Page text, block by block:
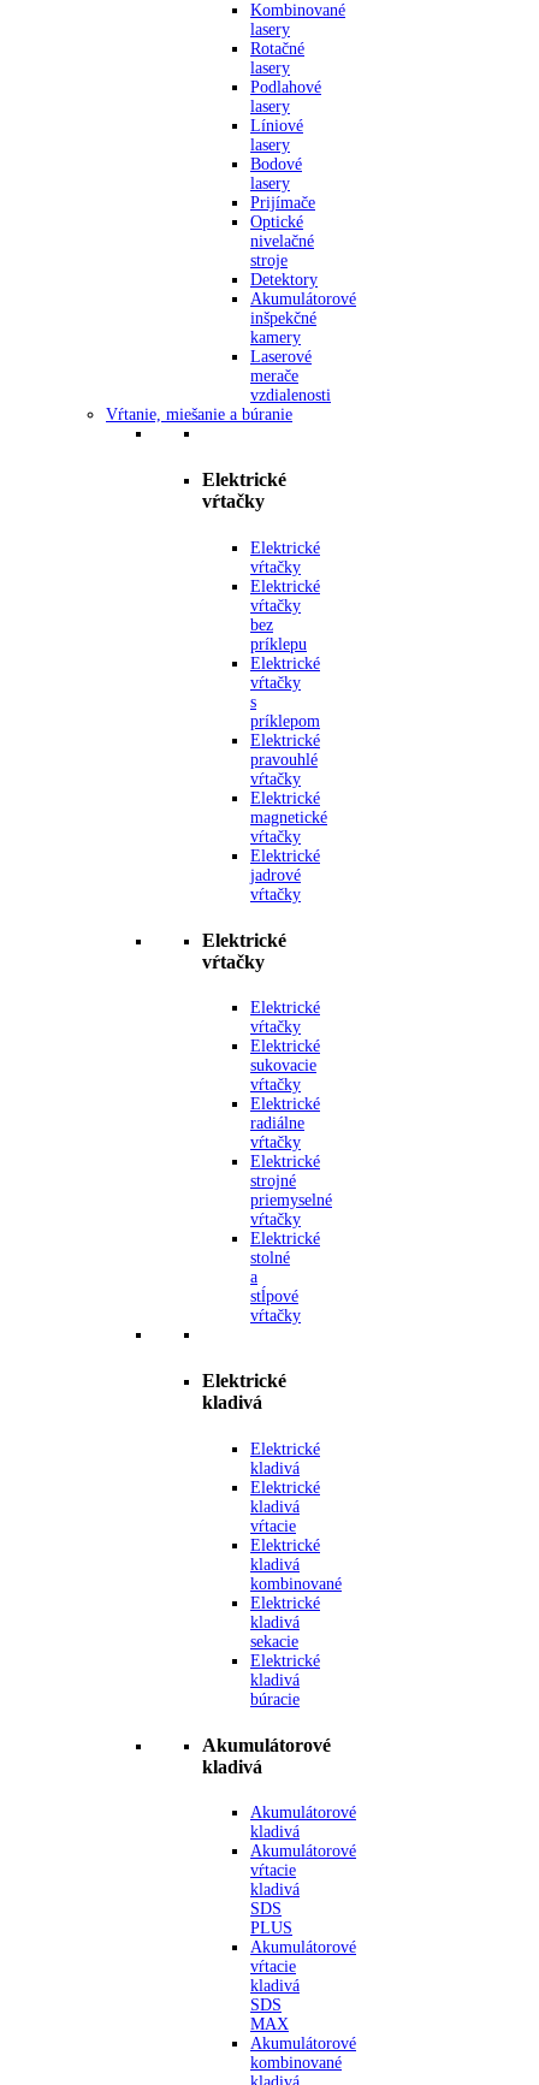
Kombinované
lasery
Rotačné
lasery
Podlahové
lasery
Líniové
lasery
Bodové
lasery
Prijímače
Optické
nivelačné
stroje
Detektory
Akumulátorové
inšpekčné
kamery
Laserové
merače
vzdialenosti
Vŕtanie, miešanie a búranie
Elektrické
vŕtačky
Elektrické
vŕtačky
Elektrické
vŕtačky
bez
príklepu
Elektrické
vŕtačky
s
príklepom
Elektrické
pravouhlé
vŕtačky
Elektrické
magnetické
vŕtačky
Elektrické
jadrové
vŕtačky
Elektrické
vŕtačky
Elektrické
vŕtačky
Elektrické
sukovacie
vŕtačky
Elektrické
radiálne
vŕtačky
Elektrické
strojné
priemyselné
vŕtačky
Elektrické
stolné
a
stĺpové
vŕtačky
Elektrické
kladivá
Elektrické
kladivá
Elektrické
kladivá
vŕtacie
Elektrické
kladivá
kombinované
Elektrické
kladivá
sekacie
Elektrické
kladivá
búracie
Akumulátorové
kladivá
Akumulátorové
kladivá
Akumulátorové
vŕtacie
kladivá
SDS
PLUS
Akumulátorové
vŕtacie
kladivá
SDS
MAX
Akumulátorové
kombinované